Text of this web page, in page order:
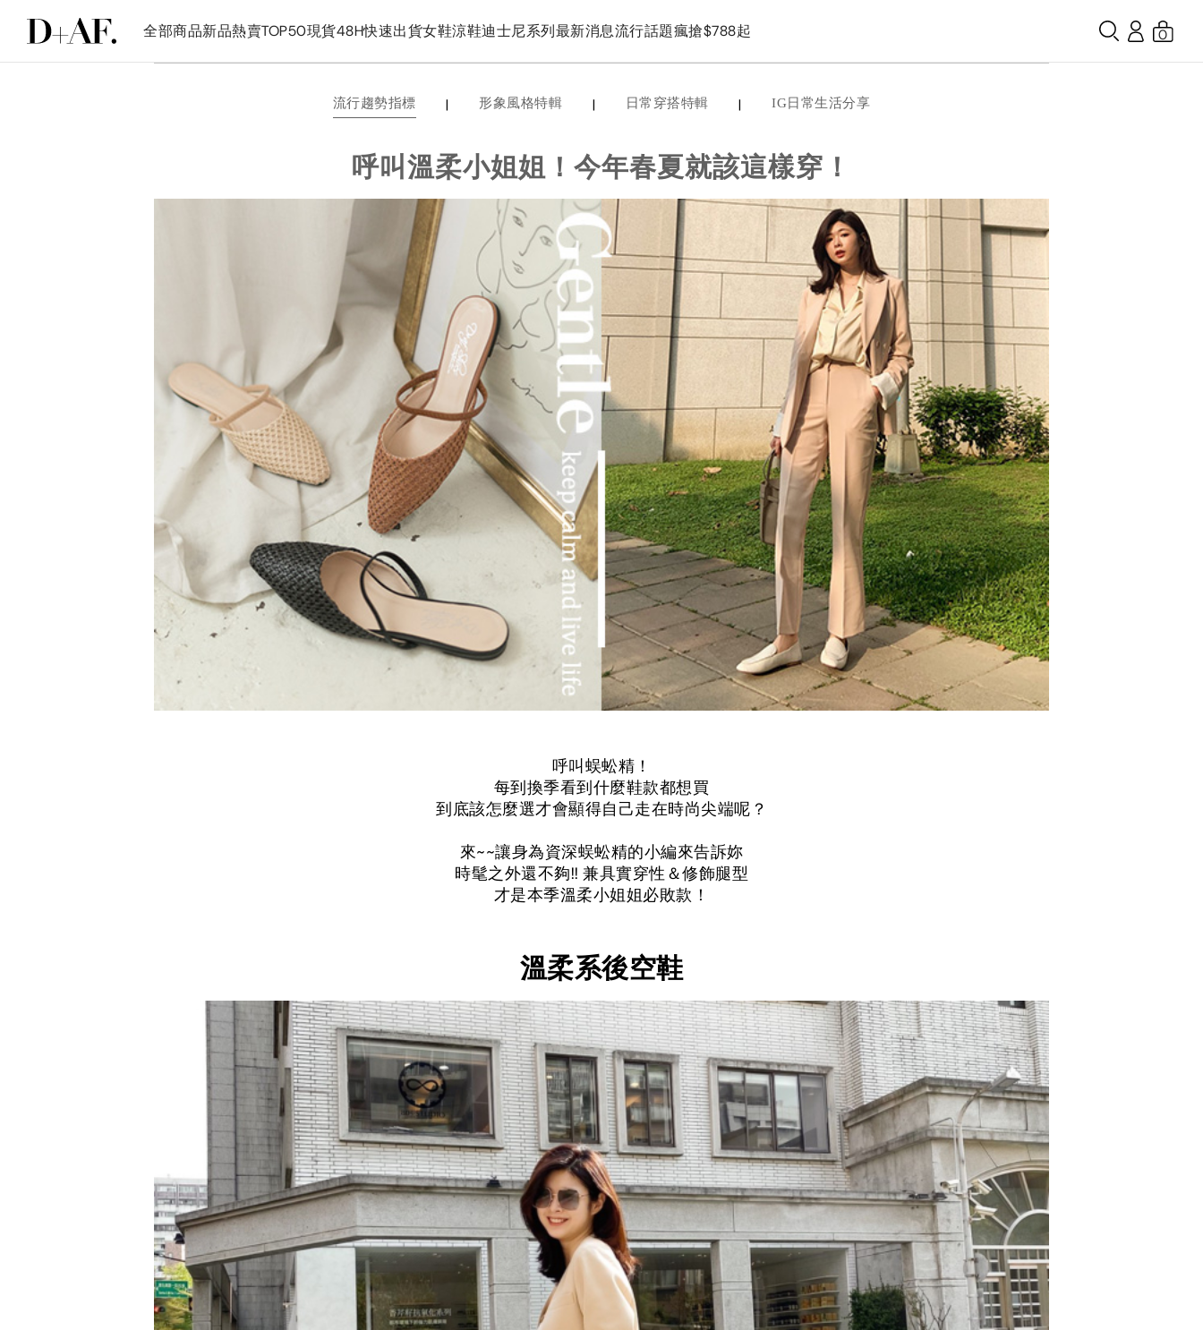
全部商品新品熱賣TOP50現貨48H快速出貨女鞋涼鞋迪士尼系列最新消息流行話題瘋搶$788起 0
流行趨勢指標 | 形象風格特輯 | 日常穿搭特輯 | IG日常生活分享
呼叫溫柔小姐姐！今年春夏就該這樣穿！
呼叫蜈蚣精！
每到換季看到什麼鞋款都想買
到底該怎麼選才會顯得自己走在時尚尖端呢？
來~~讓身為資深蜈蚣精的小編來告訴妳
時髦之外還不夠!! 兼具實穿性＆修飾腿型
才是本季溫柔小姐姐必敗款！
溫柔系後空鞋